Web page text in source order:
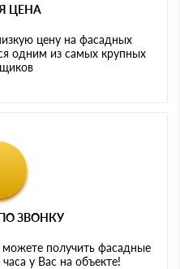
ЦЕНА
цену на фасадных
одним из самых крупных
ЗВОНКУ
получить фасадные
у Вас на объекте!